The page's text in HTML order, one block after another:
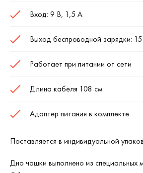
Вход: 9 В, 1,5 А
Выход беспроводной зарядки:
Работает при питании от сети
Длина кабеля 108 см
Адаптер питания в комплекте
Поставляется в индивидуальной
Дно чашки выполнено из специальных